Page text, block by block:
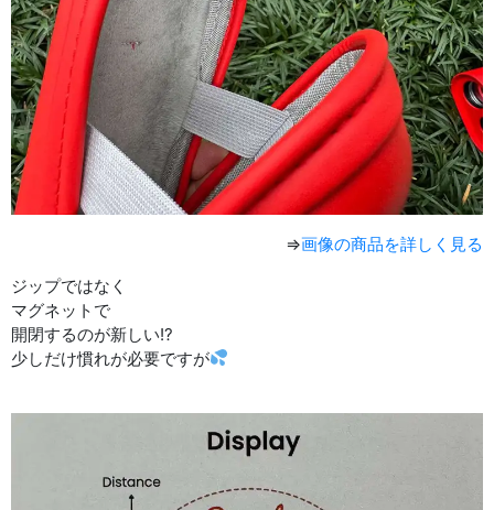
⇒画像の商品を詳しく見る
ジップではなく
マグネットで
開閉するのが新しい!?
少しだけ慣れが必要ですが